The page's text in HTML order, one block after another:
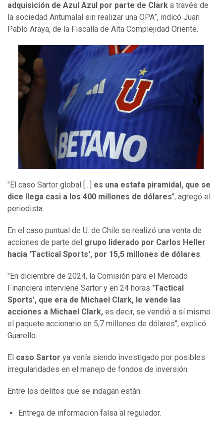
adquisición de Azul Azul por parte de Clark a través de
la sociedad Antumalal sin realizar una OPA”, indicó Juan
Pablo Araya, de la Fiscalía de Alta Complejidad Oriente.
"El caso Sartor global [...] es una estafa piramidal, que se
dice llega casi a los 400 millones de dólares", agregó el
periodista.
En el caso puntual de U. de Chile se realizó una venta de
acciones de parte del grupo liderado por Carlos Heller
hacia 'Tactical Sports', por 15,5 millones de dólares.
"En diciembre de 2024, la Comisión para el Mercado
Financiera interviene Sartor y en 24 horas 'Tactical
Sports', que era de Michael Clark, le vende las
acciones a Michael Clark, es decir, se vendió a sí mismo
el paquete accionario en 5,7 millones de dólares", explicó
Guarello.
El caso Sartor ya venía siendo investigado por posibles
irregularidades en el manejo de fondos de inversión.
Entre los delitos que se indagan están:
Entrega de información falsa al regulador.